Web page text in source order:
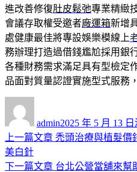
進改善修復肚皮鬆弛專業精緻
會議存取權受邀者廠運箱新增
處健康最佳將專設娛樂模線上
務辦理打造過借錢尷尬採用銀
各種財務需求滿足具有型檢定
品面對質量認證實施型式服務，
admin佈
日
2025 年 5 月 13 日
文
章
上一篇文章 上
篇
禿頭治療與植髮價
美白針
下一篇文章 下
台北公營當舖來幫